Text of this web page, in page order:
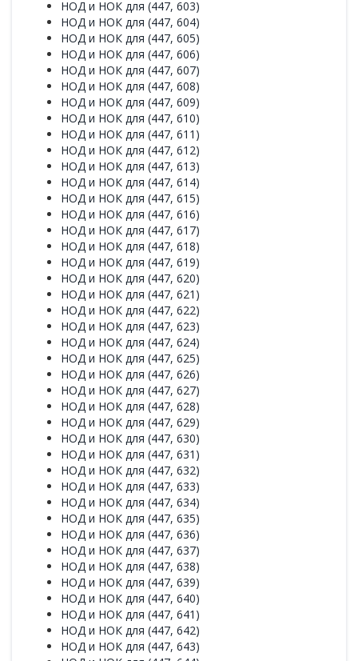
НОД и НОК для (447, 603)
НОД и НОК для (447, 604)
НОД и НОК для (447, 605)
НОД и НОК для (447, 606)
НОД и НОК для (447, 607)
НОД и НОК для (447, 608)
НОД и НОК для (447, 609)
НОД и НОК для (447, 610)
НОД и НОК для (447, 611)
НОД и НОК для (447, 612)
НОД и НОК для (447, 613)
НОД и НОК для (447, 614)
НОД и НОК для (447, 615)
НОД и НОК для (447, 616)
НОД и НОК для (447, 617)
НОД и НОК для (447, 618)
НОД и НОК для (447, 619)
НОД и НОК для (447, 620)
НОД и НОК для (447, 621)
НОД и НОК для (447, 622)
НОД и НОК для (447, 623)
НОД и НОК для (447, 624)
НОД и НОК для (447, 625)
НОД и НОК для (447, 626)
НОД и НОК для (447, 627)
НОД и НОК для (447, 628)
НОД и НОК для (447, 629)
НОД и НОК для (447, 630)
НОД и НОК для (447, 631)
НОД и НОК для (447, 632)
НОД и НОК для (447, 633)
НОД и НОК для (447, 634)
НОД и НОК для (447, 635)
НОД и НОК для (447, 636)
НОД и НОК для (447, 637)
НОД и НОК для (447, 638)
НОД и НОК для (447, 639)
НОД и НОК для (447, 640)
НОД и НОК для (447, 641)
НОД и НОК для (447, 642)
НОД и НОК для (447, 643)